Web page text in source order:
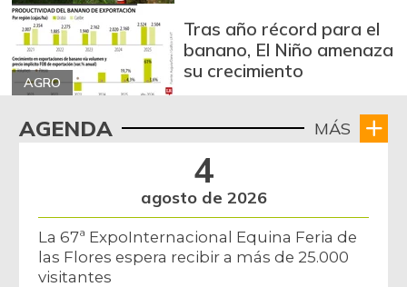
AGRO
Tras año récord para el
banano, El Niño amenaza
su crecimiento
AGENDA MÁS
4
agosto de 2026
La 67ª ExpoInternacional Equina Feria de
las Flores espera recibir a más de 25.000
visitantes